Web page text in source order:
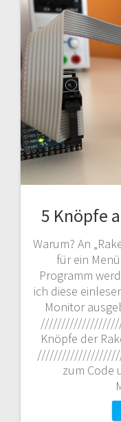
5 Knöpfe
Warum? An
für ein
Programm
ich diese
Monitor
Knöpfe der
zum Code